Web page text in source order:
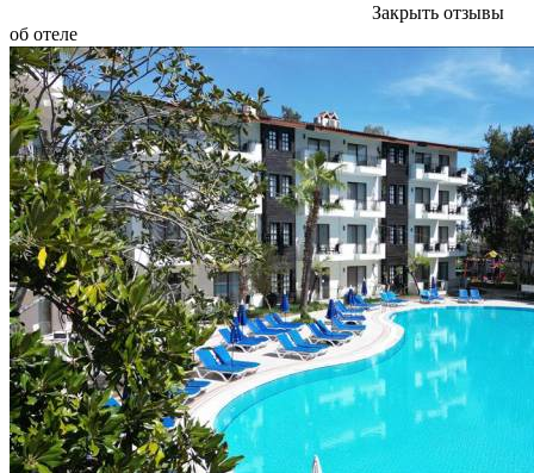
Закрыть отзывы
об отеле